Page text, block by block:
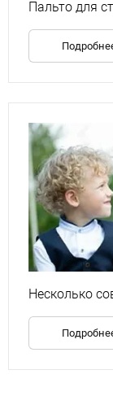
Пальто для
Несколько